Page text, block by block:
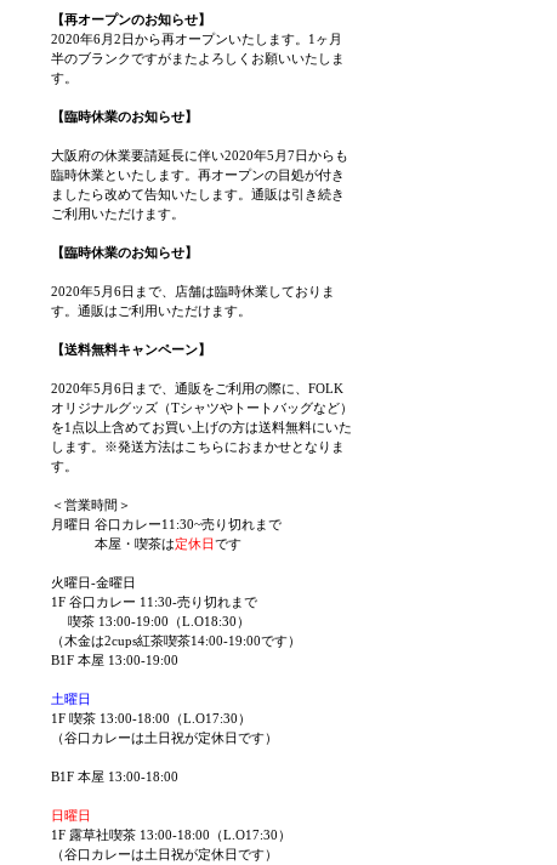
【再オープンのお知らせ】
2020年6月2日から再オープンいたします。1ヶ月
半のブランクですがまたよろしくお願いいたしま
す。
【臨時休業のお知らせ】
大阪府の休業要請延長に伴い2020年5月7日からも
臨時休業といたします。再オープンの目処が付き
ましたら改めて告知いたします。通販は引き続き
ご利用いただけます。
【臨時休業のお知らせ】
2020年5月6日まで、店舗は臨時休業しておりま
す。通販はご利用いただけます。
【送料無料キャンペーン】
2020年5月6日まで、通販をご利用の際に、FOLK
オリジナルグッズ（Tシャツやトートバッグなど）
を1点以上含めてお買い上げの方は送料無料にいた
します。※発送方法はこちらにおまかせとなりま
す。
＜営業時間＞
月曜日 谷口カレー11:30~売り切れまで
本屋・喫茶は定休日です
火曜日-金曜日
1F 谷口カレー 11:30-売り切れまで
喫茶 13:00-19:00（L.O18:30）
（木金は2cups紅茶喫茶14:00-19:00です）
B1F 本屋 13:00-19:00
土曜日
1F 喫茶 13:00-18:00（L.O17:30）
（谷口カレーは土日祝が定休日です）
B1F 本屋 13:00-18:00
日曜日
1F 露草社喫茶 13:00-18:00（L.O17:30）
（谷口カレーは土日祝が定休日です）